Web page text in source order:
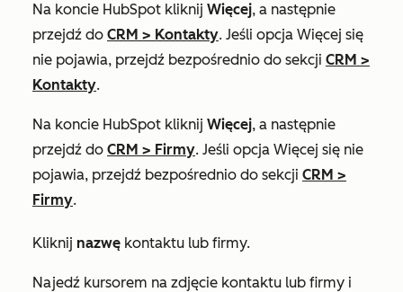
Na koncie HubSpot kliknij Więcej, a następnie
przejdź do CRM > Kontakty. Jeśli opcja Więcej się
nie pojawia, przejdź bezpośrednio do sekcji CRM >
Kontakty.
Na koncie HubSpot kliknij Więcej, a następnie
przejdź do CRM > Firmy. Jeśli opcja Więcej się nie
pojawia, przejdź bezpośrednio do sekcji CRM >
Firmy.
Kliknij nazwę kontaktu lub firmy.
Najedź kursorem na zdjęcie kontaktu lub firmy i